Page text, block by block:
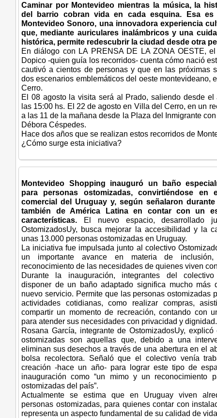
Caminar por Montevideo mientras la música, la
del barrio cobran vida en cada esquina. Esa
Montevideo Sonoro, una innovadora experiencia
que, mediante auriculares inalámbricos y una
histórica, permite redescubrir la ciudad desde otra
En diálogo con LA PRENSA DE LA ZONA OESTE,
Dopico -quien guía los recorridos- cuenta cómo nació
cautivó a cientos de personas y que en las próximas
dos escenarios emblemáticos del oeste montevideano,
Cerro.
El 08 agosto la visita será al Prado, saliendo desde el
las 15:00 hs. El 22 de agosto en Villa del Cerro, en un
a las 11 de la mañana desde la Plaza del Inmigrante
Débora Céspedes.
Hace dos años que se realizan estos recorridos de
¿Cómo surge esta iniciativa?
Montevideo Shopping inauguró un baño
para personas ostomizadas, convirtiéndose en
comercial del Uruguay y, según señalaron
también de América Latina en contar con un
características.
El nuevo espacio, desarrollado
OstomizadosUy, busca mejorar la accesibilidad y la
unas 13.000 personas ostomizadas en Uruguay.
La iniciativa fue impulsada junto al colectivo
un importante avance en materia de
reconocimiento de las necesidades de quienes viven
Durante la inauguración, integrantes del
disponer de un baño adaptado significa mucho más
nuevo servicio. Permite que las personas ostomizadas
actividades cotidianas, como realizar compras,
compartir un momento de recreación, contando con
para atender sus necesidades con privacidad y dignidad.
Rosana García, integrante de OstomizadosUy,
ostomizadas son aquellas que, debido a una
eliminan sus desechos a través de una abertura en el
bolsa recolectora. Señaló que el colectivo venía
creación -hace un año- para lograr este tipo de
inauguración como “un mimo y un reconocimiento
ostomizadas del país”.
Actualmente se estima que en Uruguay viven
personas ostomizadas, para quienes contar con
representa un aspecto fundamental de su calidad de